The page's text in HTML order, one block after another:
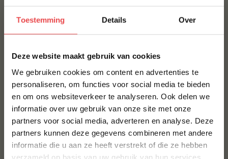
Toestemming Details Over
Deze website maakt gebruik van cookies
We gebruiken cookies om content en advertenties te
personaliseren, om functies voor social media te bieden
en om ons websiteverkeer te analyseren. Ook delen we
informatie over uw gebruik van onze site met onze
partners voor social media, adverteren en analyse. Deze
partners kunnen deze gegevens combineren met andere
informatie die u aan ze heeft verstrekt of die ze hebben
verzameld op basis van uw gebruik van hun services.
rookhout te maken. Met dit idee lossen we een
probleem op voor boeren en veranderen we “afval” in
een mooi, trendy product met een duurzaam tintje. Al het
worden geen bomen speciaal voor ons gekapt om er
rookhout van te maken. Al het hout dat wij van boeren
betrekken heeft een zeer duurzame geschiedenis.
BBQuality
BBQuality staat voor betaalbaar kwaliteitsvlees. Ons
vlees is van nature al heerlijk van smaak, maar met een
marinade of rubkun je je vlees eventueel nog wat meer
10% korting op je
eerste bestelling*
Schrijf je in voor onze nieuwsbrief en ontvang direct
10% korting op jouw eerste bestelling.